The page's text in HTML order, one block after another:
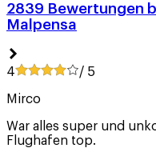
2839 Bewertungen
Malpensa
4 / 5
Mirco
War alles super und
Flughafen top.